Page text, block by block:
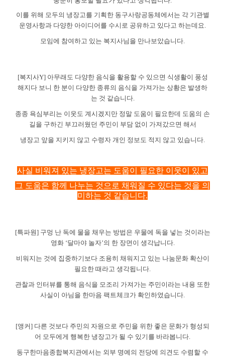
이를 위해 모두의 냉장고를 기획한 동구사랑공동체에서는 각 기관별
운영사항과 다양한 아이디어를 수시로 공유하고 있다고 하는데요.
모임에 참여하고 있는 복지사님을 만나보았습니다.
[복지사Y] 아무래도 다양한 음식을 활용할 수 있으면 식생활이 풍성
해지다 보니 한 분이 다양한 종류의 음식을 가져가는 상황은 발생하
는 것 같습니다.
종종 욕심부리는 이웃도 계시겠지만 정말 도움이 필요한데 도움의 손
길을 구하긴 부끄러웠던 주민이 부담 없이 가져갔으면 해서
냉장고 앞을 지키지 않고 수령자 개인 정보도 적지 않고 있습니다.
사실 비워져 있는 냉장고는 도움이 필요한 이웃이 있고
그 도움은 함께 나누는 것으로 채워질 수 있다는 것을 의
미하는 것 같습니다.
[특파원] 구멍 난 독에 물을 채우는 방법은 우물에 독을 넣는 것이라는
영화 ‘달마야 놀자’의 한 장면이 생각납니다.
비워지는 것에 집중하기보다 조용히 채워지고 있는 나눔문화 확산이
필요한 때라고 생각됩니다.
관찰과 인터뷰를 통해 음식을 모조리 가져가는 주민이라는 내용 또한
사실이 아님을 한마음 팩트체크가 확인하였습니다.
[앵커] 다른 것보다 주민의 자원으로 주민을 위한 좋은 문화가 형성되
어 모두에게 행복한 냉장고가 될 수 있기를 바라봅니다.
동구한마음종합복지관에서는 외부 명예의 전당에 의견도 수렴할 수